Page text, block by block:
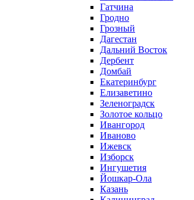
Гатчина
Гродно
Грозный
Дагестан
Дальний Восток
Дербент
Домбай
Екатеринбург
Елизаветино
Зеленоградск
Золотое кольцо
Ивангород
Иваново
Ижевск
Изборск
Ингушетия
Йошкар-Ола
Казань